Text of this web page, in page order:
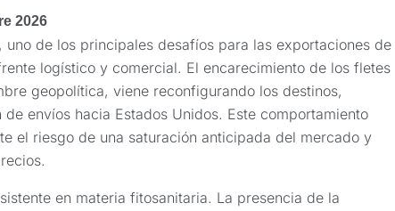
2026
de los principales desafíos para las exportaciones de
logístico y comercial. El encarecimiento de los fletes
geopolítica, viene reconfigurando los destinos,
envíos hacia Estados Unidos. Este comportamiento
el riesgo de una saturación anticipada del mercado y
en materia fitosanitaria. La presencia de la